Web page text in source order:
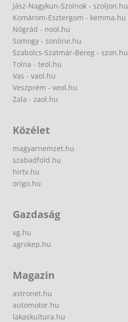
Jász-Nagykun-Szolnok - szoljon.hu
Komárom-Esztergom - kemma.hu
Nógrád - nool.hu
Somogy - sonline.hu
Szabolcs-Szatmár-Bereg - szon.hu
Tolna - teol.hu
Vas - vaol.hu
Veszprém - veol.hu
Zala - zaol.hu
Közélet
magyarnemzet.hu
szabadfold.hu
hirtv.hu
origo.hu
Gazdaság
vg.hu
agrokep.hu
Magazin
astronet.hu
automotor.hu
lakaskultura.hu